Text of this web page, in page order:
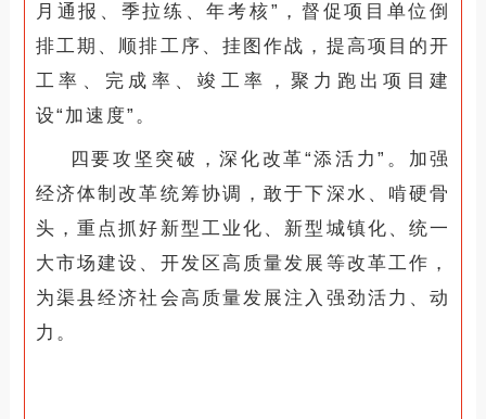
月通报、季拉练、年考核”，督促项目单位倒
排工期、顺排工序、挂图作战，提高项目的开
工率、完成率、竣工率，聚力跑出项目建
设“加速度”。
四要攻坚突破，深化改革“添活力”。加强
经济体制改革统筹协调，敢于下深水、啃硬骨
头，重点抓好新型工业化、新型城镇化、统一
大市场建设、开发区高质量发展等改革工作，
为渠县经济社会高质量发展注入强劲活力、动
力。